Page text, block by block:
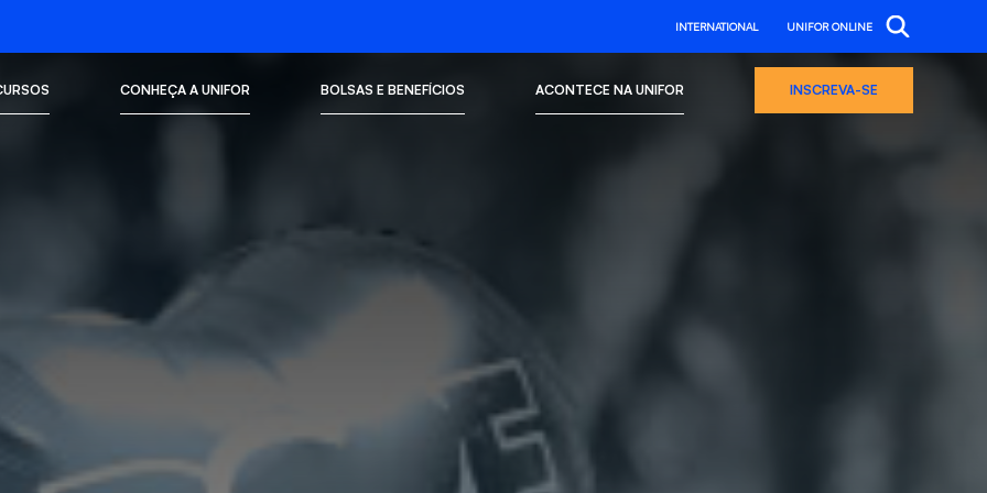
INTERNATIONAL UNIFOR ONLINE
CONHEÇA A UNIFOR BOLSAS E BENEFÍCIOS ACONTECE NA UNIFOR INSCREVA-SE